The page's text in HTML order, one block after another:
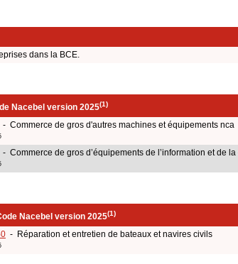
dans la BCE.
Nacebel version 2025(1)
- Commerce de gros d'autres machines et équipements nca
- Commerce de gros d’équipements de l’information et de
Nacebel version 2025(1)
- Réparation et entretien de bateaux et navires civils